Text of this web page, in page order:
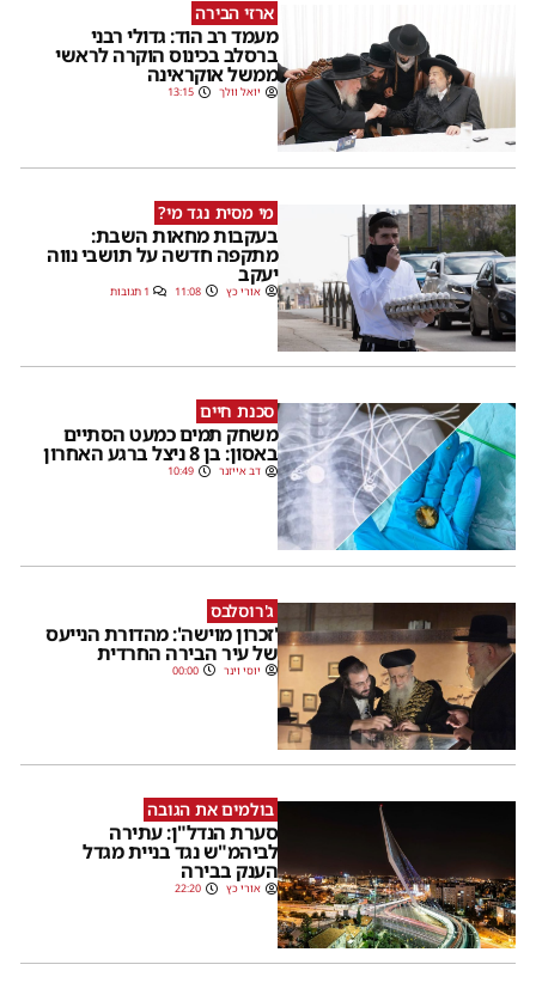
ארזי הבירה
מעמד רב הוד: גדולי רבני
ברסלב בכינוס הוקרה לראשי
ממשל אוקראינה
יואל וולך 13:15
מי מסית נגד מי?
בעקבות מחאות השבת:
מתקפה חדשה על תושבי נווה
יעקב
אורי כץ 11:08 1 תגובות
סכנת חיים
משחק תמים כמעט הסתיים
באסון: בן 8 ניצל ברגע האחרון
דב אייזנר 10:49
ג'רוסלבס
'זכרון מוישה': מהדורת הנייעס
של עיר הבירה החרדית
יוסי וינר 00:00
בולמים את הגובה
סערת הנדל"ן: עתירה
לביהמ"ש נגד בניית מגדל
הענק בבירה
אורי כץ 22:20